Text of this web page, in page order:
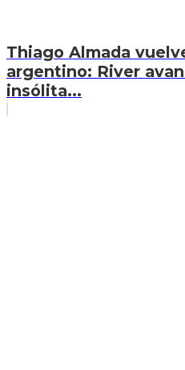
Thiago Almada
argentino: River
insólita...